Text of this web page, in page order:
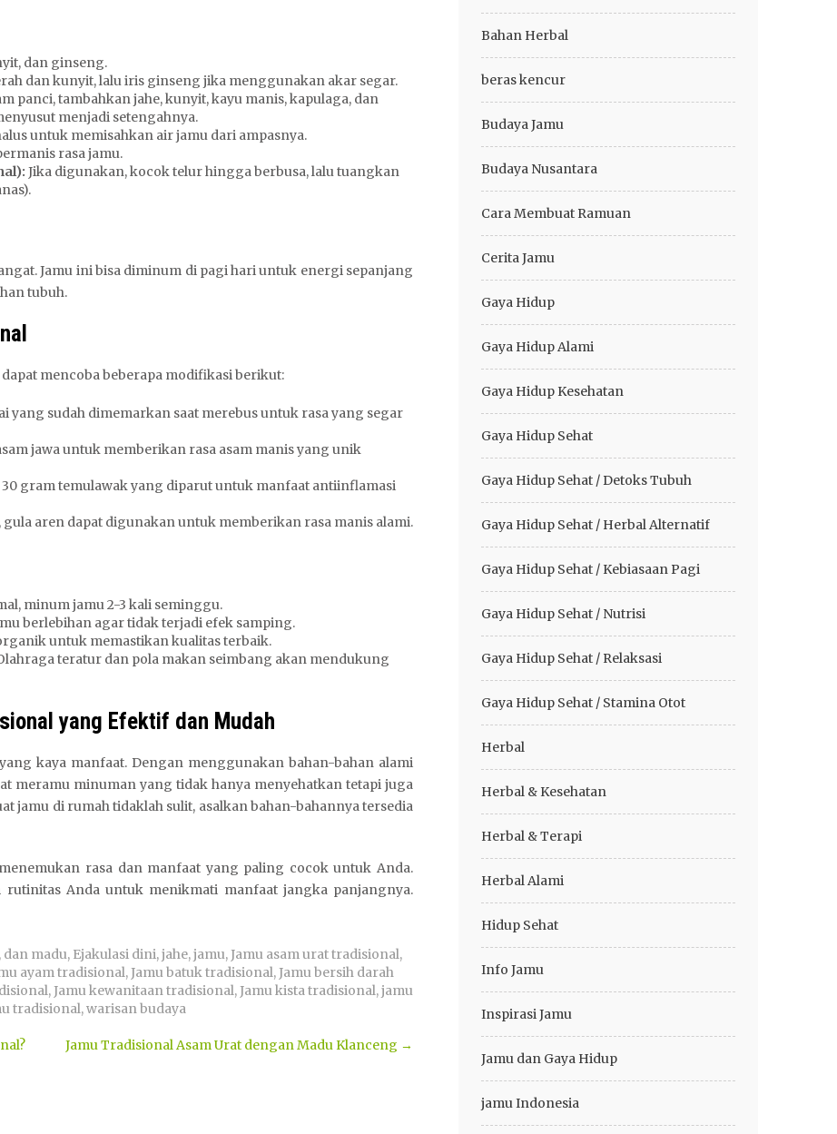
dan ginseng.
dan kunyit, lalu iris ginseng jika menggunakan akar segar.
panci, tambahkan jahe, kunyit, kayu manis, kapulaga, dan
menjadi setengahnya.
untuk memisahkan air jamu dari ampasnya.
rasa jamu.
Jika digunakan, kocok telur hingga berbusa, lalu tuangkan
Jamu ini bisa diminum di pagi hari untuk energi sepanjang
tubuh.
mencoba beberapa modifikasi berikut:
yang sudah dimemarkan saat merebus untuk rasa yang segar
jawa untuk memberikan rasa asam manis yang unik
gram temulawak yang diparut untuk manfaat antiinflamasi
aren dapat digunakan untuk memberikan rasa manis alami.
minum jamu 2-3 kali seminggu.
berlebihan agar tidak terjadi efek samping.
untuk memastikan kualitas terbaik.
teratur dan pola makan seimbang akan mendukung
yang Efektif dan Mudah
kaya manfaat. Dengan menggunakan bahan-bahan alami
meramu minuman yang tidak hanya menyehatkan tetapi juga
jamu di rumah tidaklah sulit, asalkan bahan-bahannya tersedia
rasa dan manfaat yang paling cocok untuk Anda.
Anda untuk menikmati manfaat jangka panjangnya.
, dan madu, Ejakulasi dini,jahe,jamu,Jamu asam urat tradisional,
ayam tradisional,Jamu batuk tradisional,Jamu bersih darah
,Jamu kewanitaan tradisional,Jamu kista tradisional,jamu
tradisional,warisan budaya
Jamu Tradisional Asam Urat dengan Madu Klanceng →
Bahan Herbal
beras kencur
Budaya Jamu
Budaya Nusantara
Cara Membuat Ramuan
Cerita Jamu
Gaya Hidup
Gaya Hidup Alami
Gaya Hidup Kesehatan
Gaya Hidup Sehat
Gaya Hidup Sehat / Detoks Tubuh
Gaya Hidup Sehat / Herbal Alternatif
Gaya Hidup Sehat / Kebiasaan Pagi
Gaya Hidup Sehat / Nutrisi
Gaya Hidup Sehat / Relaksasi
Gaya Hidup Sehat / Stamina Otot
Herbal
Herbal & Kesehatan
Herbal & Terapi
Herbal Alami
Hidup Sehat
Info Jamu
Inspirasi Jamu
Jamu dan Gaya Hidup
jamu Indonesia